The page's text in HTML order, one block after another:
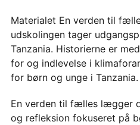
Materialet En verden til
udskolingen tager
Tanzania. Historierne er
for og indlevelse i
for børn og unge i Tanzania.
En verden til fælles lægger
og refleksion fokuseret på